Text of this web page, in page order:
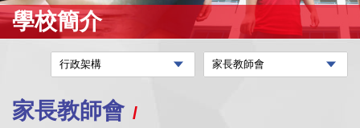
學校簡介
家長教師會